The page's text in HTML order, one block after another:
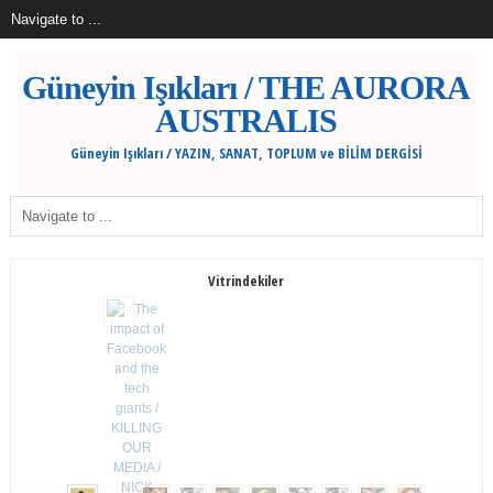
Güneyin Işıkları / THE AURORA
AUSTRALIS
Güneyin Işıkları / YAZIN, SANAT, TOPLUM ve BİLİM DERGİSİ
Vitrindekiler